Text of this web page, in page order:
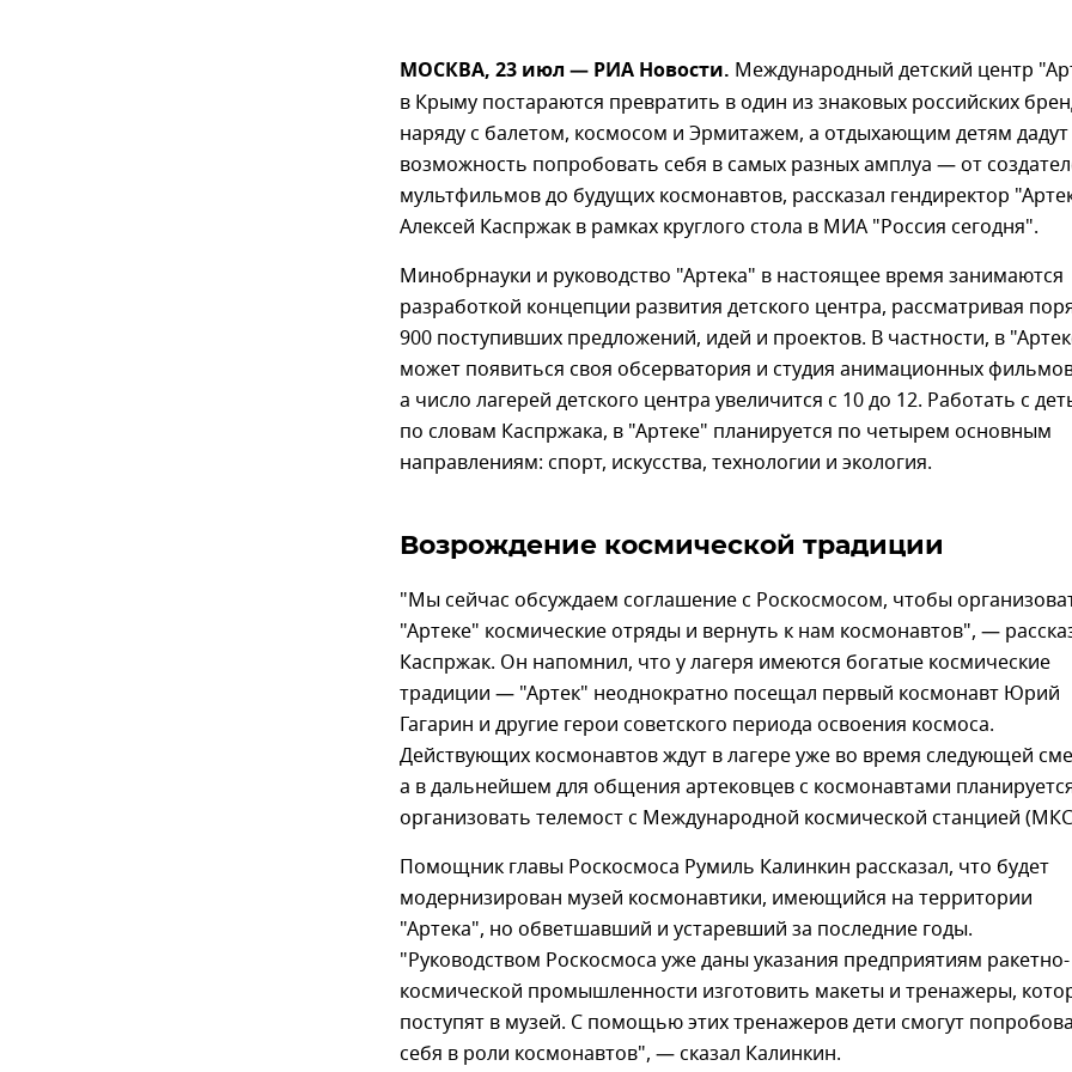
МОСКВА, 23 июл — РИА Новости. Международный детский центр
в Крыму постараются превратить в один из знаковых российских
наряду с балетом, космосом и Эрмитажем, а отдыхающим детям дадут
возможность попробовать себя в самых разных амплуа — от
мультфильмов до будущих космонавтов, рассказал гендиректор
Алексей Каспржак в рамках круглого стола в МИА "Россия сегодня".
Минобрнауки и руководство "Артека" в настоящее время занимаются
разработкой концепции развития детского центра, рассматривая
900 поступивших предложений, идей и проектов. В частности, в
может появиться своя обсерватория и студия анимационных
а число лагерей детского центра увеличится с 10 до 12. Работать с
по словам Каспржака, в "Артеке" планируется по четырем основным
направлениям: спорт, искусства, технологии и экология.
Возрождение космической традиции
"Мы сейчас обсуждаем соглашение с Роскосмосом, чтобы
"Артеке" космические отряды и вернуть к нам космонавтов", —
Каспржак. Он напомнил, что у лагеря имеются богатые космические
традиции — "Артек" неоднократно посещал первый космонавт Юрий
Гагарин и другие герои советского периода освоения космоса.
Действующих космонавтов ждут в лагере уже во время следующей
а в дальнейшем для общения артековцев с космонавтами
организовать телемост с Международной космической станцией
Помощник главы Роскосмоса Румиль Калинкин рассказал, что будет
модернизирован музей космонавтики, имеющийся на территории
"Артека", но обветшавший и устаревший за последние годы.
"Руководством Роскосмоса уже даны указания предприятиям ракетно-
космической промышленности изготовить макеты и тренажеры,
поступят в музей. С помощью этих тренажеров дети смогут
себя в роли космонавтов", — сказал Калинкин.